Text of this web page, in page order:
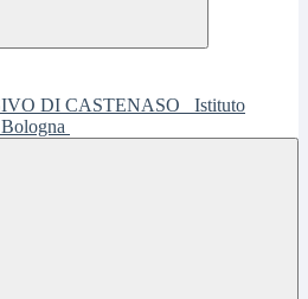
Istituto
Bologna